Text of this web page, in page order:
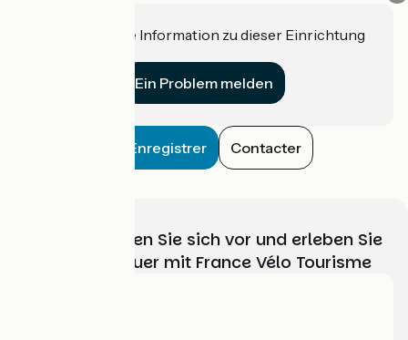
Haben Sie eine Information zu dieser Einrichtung
Ein Problem melden
Enregistrer Contacter
Wählen, bereiten Sie sich vor und erleben Sie
Ihr Radabenteuer mit France Vélo Tourisme